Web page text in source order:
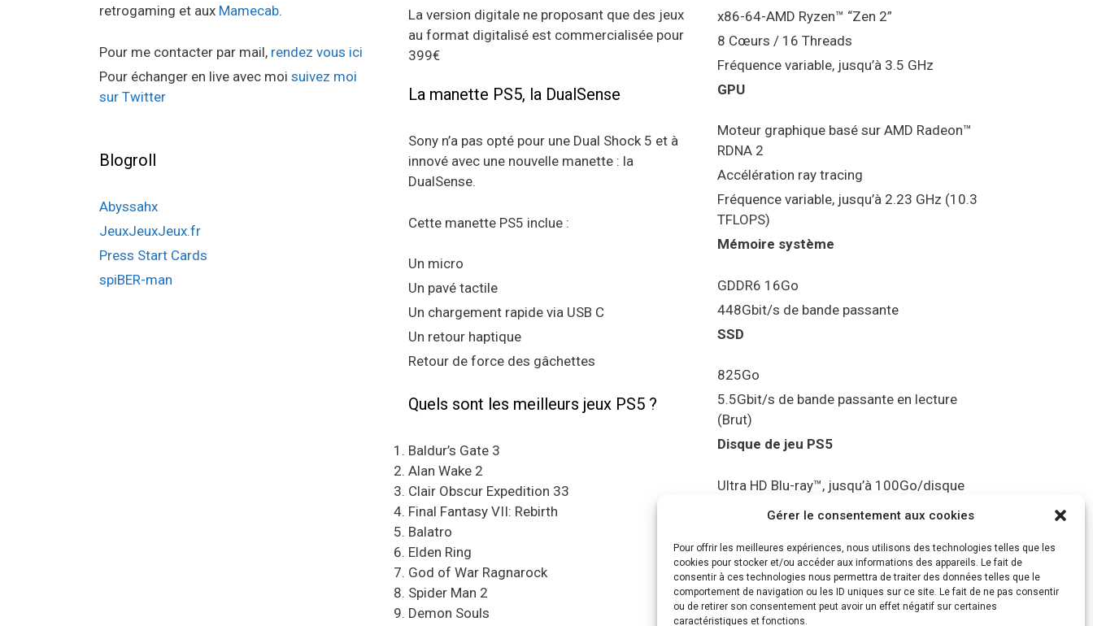
Gérer le consentement aux cookies
Pour offrir les meilleures expériences, nous utilisons des technologies telles que les
cookies pour stocker et/ou accéder aux informations des appareils. Le fait de
consentir à ces technologies nous permettra de traiter des données telles que le
comportement de navigation ou les ID uniques sur ce site. Le fait de ne pas consentir
ou de retirer son consentement peut avoir un effet négatif sur certaines
caractéristiques et fonctions.
retrogaming et aux Mamecab.
Pour me contacter par mail, rendez vous ici
Pour échanger en live avec moi suivez moi
sur Twitter
Blogroll
Abyssahx
JeuxJeuxJeux.fr
Press Start Cards
spiBER-man
La version digitale ne proposant que des jeux
au format digitalisé est commercialisée pour
399€
La manette PS5, la DualSense
Sony n’a pas opté pour une Dual Shock 5 et à
innové avec une nouvelle manette : la
DualSense.
Cette manette PS5 inclue :
Un micro
Un pavé tactile
Un chargement rapide via USB C
Un retour haptique
Retour de force des gâchettes
Quels sont les meilleurs jeux PS5 ?
Baldur’s Gate 3
Alan Wake 2
Clair Obscur Expedition 33
Final Fantasy VII: Rebirth
Balatro
Elden Ring
God of War Ragnarock
Spider Man 2
Demon Souls
x86-64-AMD Ryzen™ “Zen 2”
8 Cœurs / 16 Threads
Fréquence variable, jusqu’à 3.5 GHz
GPU
Moteur graphique basé sur AMD Radeon™
RDNA 2
Accélération ray tracing
Fréquence variable, jusqu’à 2.23 GHz (10.3
TFLOPS)
Mémoire système
GDDR6 16Go
448Gbit/s de bande passante
SSD
825Go
5.5Gbit/s de bande passante en lecture
(Brut)
Disque de jeu PS5
Ultra HD Blu-ray™, jusqu’à 100Go/disque
Sortie vidéo
Compatibilité avec les téléviseurs 4K 120Hz
et 8K, VRR (spécification HDMI v. 2.1)
Audio